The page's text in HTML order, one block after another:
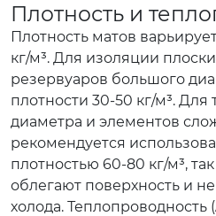
Плотность и
Плотность матов
кг/м³. Для изоляции
резервуаров большого
плотности 30-50 кг/м³.
диаметра и элементов
рекомендуется
плотностью 60-80 кг/м³,
облегают поверхность и
холода. Теплопроводность